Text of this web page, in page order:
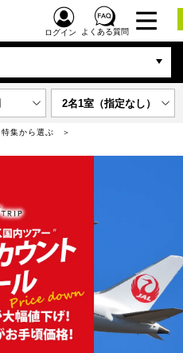
ログイン よくある質問
2名1室（指定なし）
特集から選ぶ